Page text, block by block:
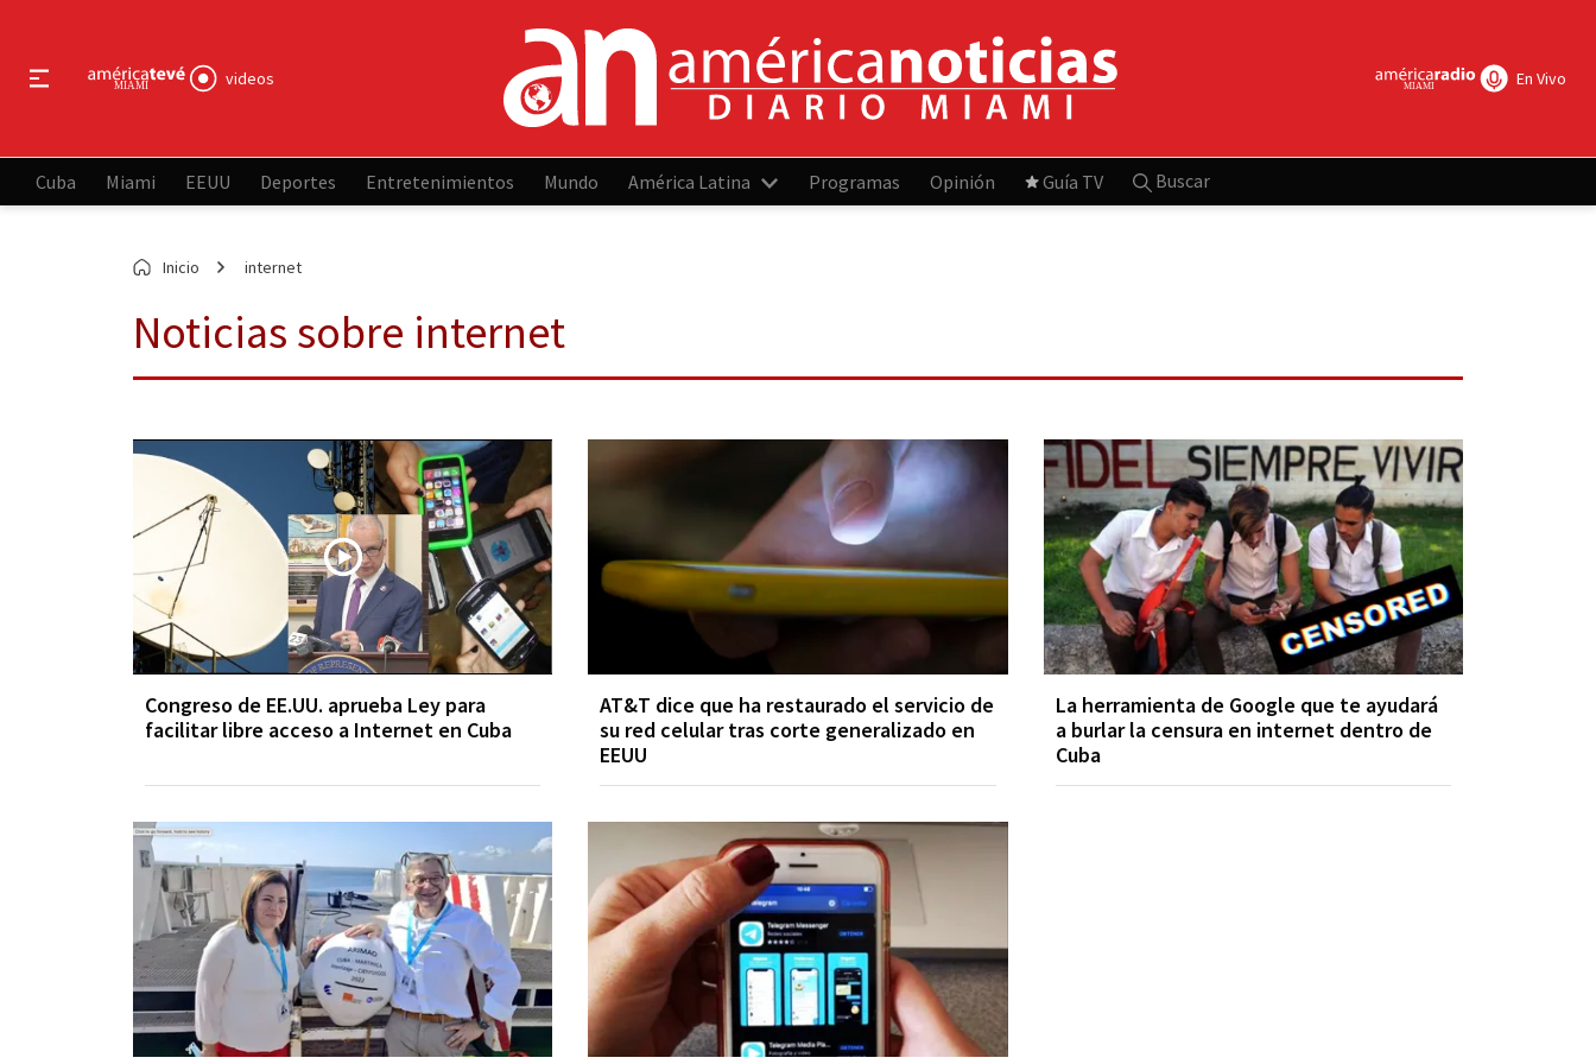
videos En Vivo
Cuba Miami EEUU Deportes Entretenimientos Mundo América Latina Programas Opinión Guía TV Buscar
Inicio internet
Noticias sobre internet
Congreso de EE.UU. aprueba Ley para
facilitar libre acceso a Internet en Cuba
AT&T dice que ha restaurado el servicio de
su red celular tras corte generalizado en
EEUU
La herramienta de Google que te ayudará
a burlar la censura en internet dentro de
Cuba